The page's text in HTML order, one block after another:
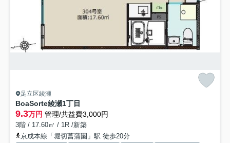
足立区綾瀬
BoaSorte綾瀬1丁目
9.3万円 管理/共益費3,000円
3階 / 17.60㎡ / 1R /新築
京成本線「堀切菖蒲園」駅 徒歩20分